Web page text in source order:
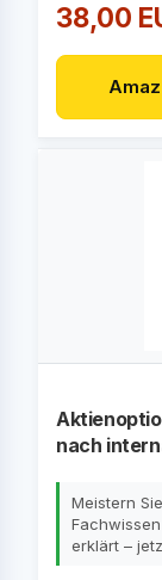
38,00
nach
Meistern
erklärt –